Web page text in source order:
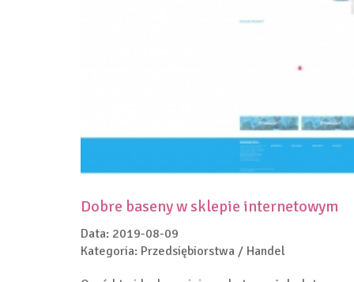
Dobre baseny w sklepie internetowym
Data: 2019-08-09
Kategoria: Przedsiębiorstwa / Handel